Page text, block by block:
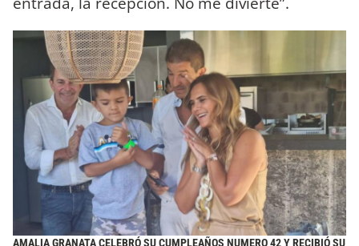
AMALIA GRANATA CELEBRÓ SU CUMPLEAÑOS NUMERO 42 Y RECIBIÓ SU